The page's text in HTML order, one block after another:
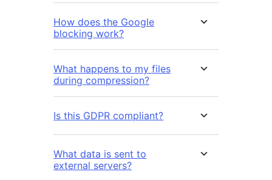
How does the Google
blocking work?
What happens to my files
during compression?
Is this GDPR compliant?
What data is sent to
external servers?